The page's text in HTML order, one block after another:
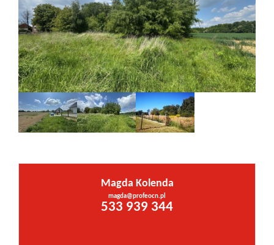
Nowe
Inwestycje
PROMOCJE
Magda Kolenda
magda@profeocn.pl
533 939 344